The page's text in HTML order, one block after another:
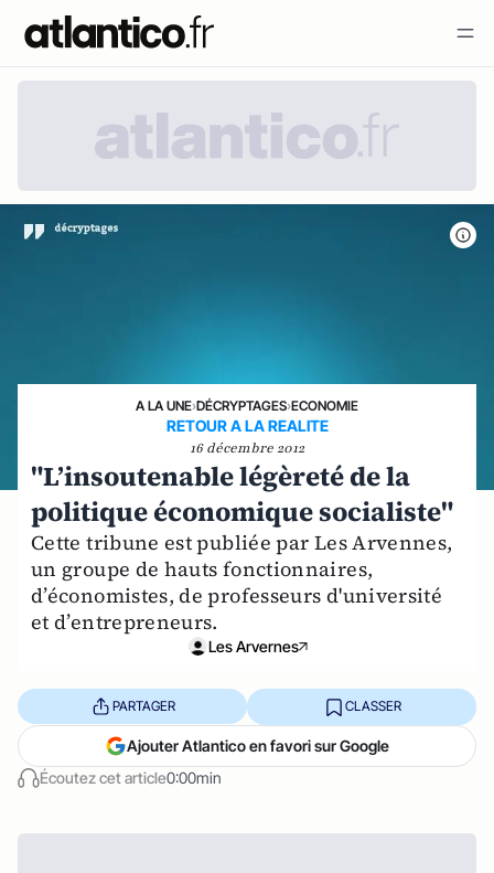
A LA UNE›DÉCRYPTAGES›ECONOMIE
RETOUR A LA REALITE
16 décembre 2012
"L’insoutenable légèreté de la
politique économique socialiste"
Cette tribune est publiée par Les Arvennes,
un groupe de hauts fonctionnaires,
d’économistes, de professeurs d'université
et d’entrepreneurs.
Les Arvernes
Écoutez cet article0:00min
PARTAGER CLASSER
Ajouter Atlantico en favori sur Google